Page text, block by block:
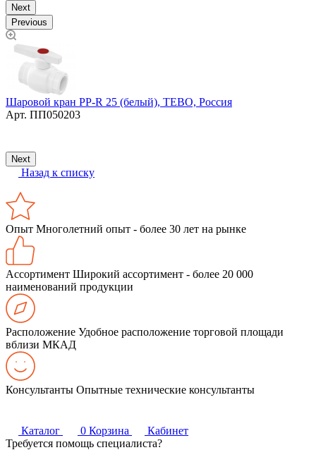
Next
Previous
Шаровой кран PP-R 25 (белый), TEBO, Россия
Арт. ПП050203
Next
Назад к списку
Опыт Многолетний опыт - более 30 лет на рынке
Ассортимент Широкий ассортимент - более 20 000
наименований продукции
Расположение Удобное расположение торговой площади
вблизи МКАД
Консультанты Опытные технические консультанты
Каталог 0 Корзина
Кабинет
Требуется помощь специалиста?